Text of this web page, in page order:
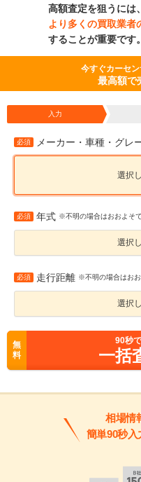
高額査定を狙うには、
より多くの買取業者
することが重要です。
今すぐカーセ
最高額で
入力
必須 メーカー・車種・グレ
選択
必須 年式 ※不明の場合はおおよそ
選択
必須 走行距離 ※不明の場合はお
選択
無
料
90秒
一括
相場情
簡単90秒入